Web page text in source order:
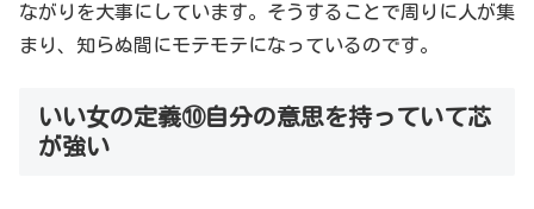
ながりを大事にしています。そうすることで周りに人が集
まり、知らぬ間にモテモテになっているのです。
いい女の定義⑩自分の意思を持っていて芯
が強い